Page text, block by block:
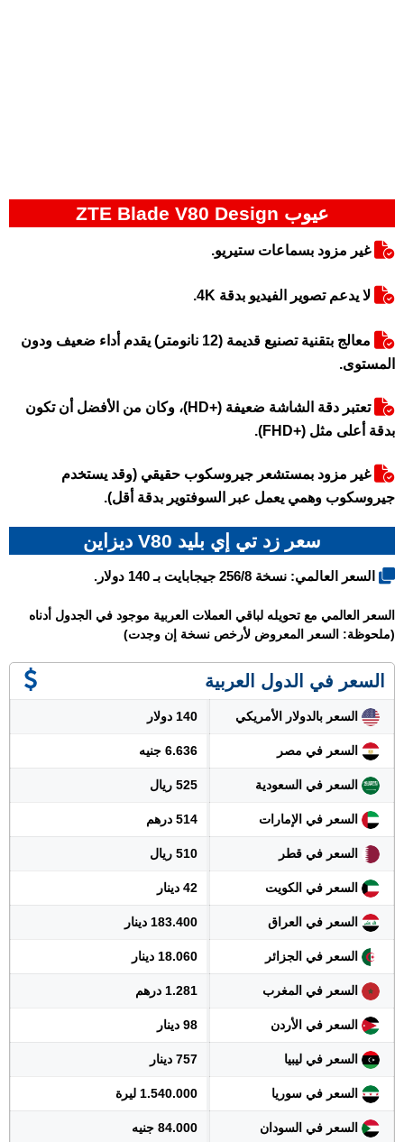
عيوب ZTE Blade V80 Design
غير مزود بسماعات ستيريو.
لا يدعم تصوير الفيديو بدقة 4K.
معالج بتقنية تصنيع قديمة (12 نانومتر) يقدم أداء ضعيف ودون
المستوى.
تعتبر دقة الشاشة ضعيفة (+HD)، وكان من الأفضل أن تكون
بدقة أعلى مثل (+FHD).
غير مزود بمستشعر جيروسكوب حقيقي (وقد يستخدم
جيروسكوب وهمي يعمل عبر السوفتوير بدقة أقل).
سعر زد تي إي بليد V80 ديزاين
السعر العالمي: نسخة 256/8 جيجابايت بـ 140 دولار.
السعر العالمي مع تحويله لباقي العملات العربية موجود في الجدول أدناه
(ملحوظة: السعر المعروض لأرخص نسخة إن وجدت)
السعر في الدول العربية
السعر بالدولار الأمريكي 140 دولار
السعر في مصر 6.636 جنيه
السعر في السعودية 525 ريال
السعر في الإمارات 514 درهم
السعر في قطر 510 ريال
السعر في الكويت 42 دينار
السعر في العراق 183.400 دينار
السعر في الجزائر 18.060 دينار
السعر في المغرب 1.281 درهم
السعر في الأردن 98 دينار
السعر في ليبيا 757 دينار
السعر في سوريا 1.540.000 ليرة
السعر في السودان 84.000 جنيه